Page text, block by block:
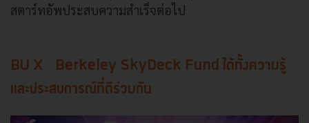
สตาร์ทอัพประสบความสำเร็จต่อไป
BU X Berkeley SkyDeck Fund ได้ทั้งความรู้
และประสบการณ์ที่ดีร่วมกัน